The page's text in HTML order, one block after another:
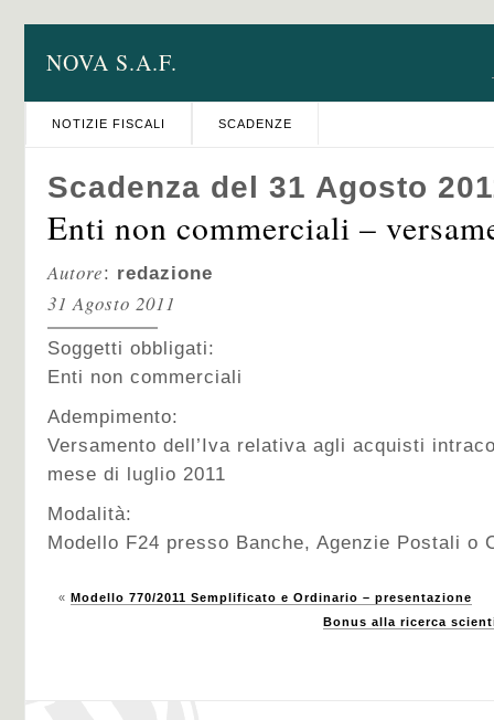
NOVA S.A.F.
NOTIZIE FISCALI SCADENZE
Scadenza del 31 Agosto
Enti non commerciali –
Autore: redazione
31 Agosto 2011
Soggetti obbligati:
Enti non commerciali
Adempimento:
Versamento dell’Iva relativa agli acquisti
mese di luglio 2011
Modalità:
Modello F24 presso Banche, Agenzie Postali o
« Modello 770/2011 Semplificato e Ordinario – presentazione
Bonus alla ricerca